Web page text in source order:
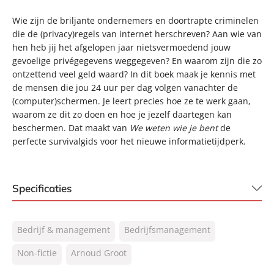
Wie zijn de briljante ondernemers en doortrapte criminelen
die de (privacy)regels van internet herschreven? Aan wie van
hen heb jij het afgelopen jaar nietsvermoedend jouw
gevoelige privégegevens weggegeven? En waarom zijn die zo
ontzettend veel geld waard? In dit boek maak je kennis met
de mensen die jou 24 uur per dag volgen vanachter de
(computer)schermen. Je leert precies hoe ze te werk gaan,
waarom ze dit zo doen en hoe je jezelf daartegen kan
beschermen. Dat maakt van We weten wie je bentde
perfecte survivalgids voor het nieuwe informatietijdperk.
Specificaties
NUR:
801
Type:
E-book
Bedrijf & management
Bedrijfsmanagement
Non-fictie
Arnoud Groot